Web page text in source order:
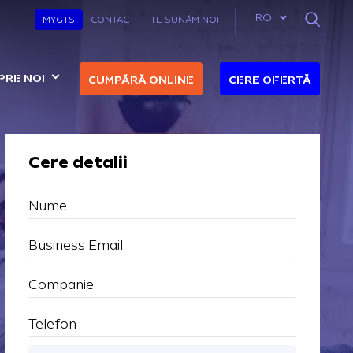
MYGTS CONTACT TE SUNĂM NOI RO List
NOI CUMPĂRĂ ONLINE CERE OFERTĂ
Cere detalii
Nume
Business Email
Companie
Telefon